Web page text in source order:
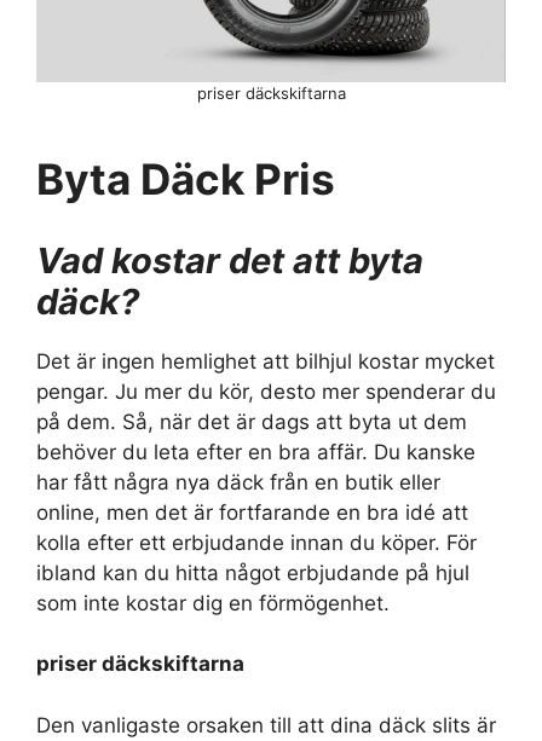
Byta Däck Pris
Vad kostar det att byta
däck?
Det är ingen hemlighet att bilhjul kostar mycket
pengar. Ju mer du kör, desto mer spenderar du
på dem. Så, när det är dags att byta ut dem
behöver du leta efter en bra affär. Du kanske
har fått några nya däck från en butik eller
online, men det är fortfarande en bra idé att
kolla efter ett erbjudande innan du köper. För
ibland kan du hitta något erbjudande på hjul
som inte kostar dig en förmögenhet.
priser däckskiftarna
Den vanligaste orsaken till att dina däck slits är
priser däckskiftarna